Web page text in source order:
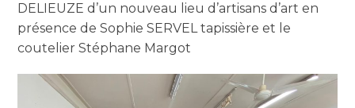
DELIEUZE d’un nouveau lieu d’artisans d’art en
présence de Sophie SERVEL tapissière et le
coutelier Stéphane Margot